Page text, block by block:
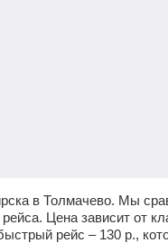
в Толмачево. Мы
Цена зависит от
рейс – 130 р.,